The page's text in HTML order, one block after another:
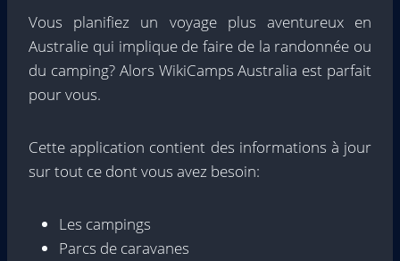
Vous planifiez un voyage plus aventureux en
Australie qui implique de faire de la randonnée ou
du camping? Alors WikiCamps Australia est parfait
pour vous.
Cette application contient des informations à jour
sur tout ce dont vous avez besoin:
Les campings
Parcs de caravanes